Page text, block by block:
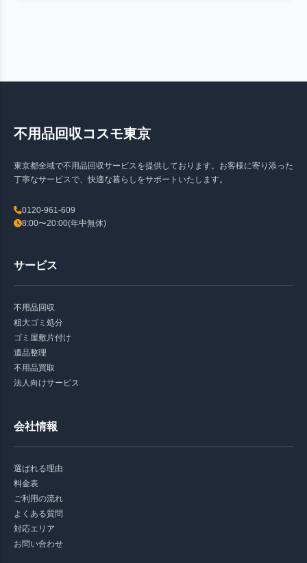
不用品回収コスモ東京
東京都全域で不用品回収サービスを提供しております。お客様に寄り添った
丁寧なサービスで、快適な暮らしをサポートいたします。
0120-961-609
8:00〜20:00(年中無休)
サービス
不用品回収
粗大ゴミ処分
ゴミ屋敷片付け
遺品整理
不用品買取
法人向けサービス
会社情報
選ばれる理由
料金表
ご利用の流れ
よくある質問
対応エリア
お問い合わせ